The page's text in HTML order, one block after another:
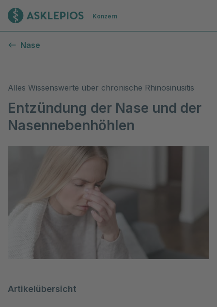
Zur Startseite
Konzern
Nase
Alles Wissenswerte über chronische Rhinosinusitis
Entzündung der Nase und der
Nasennebenhöhlen
Artikelübersicht